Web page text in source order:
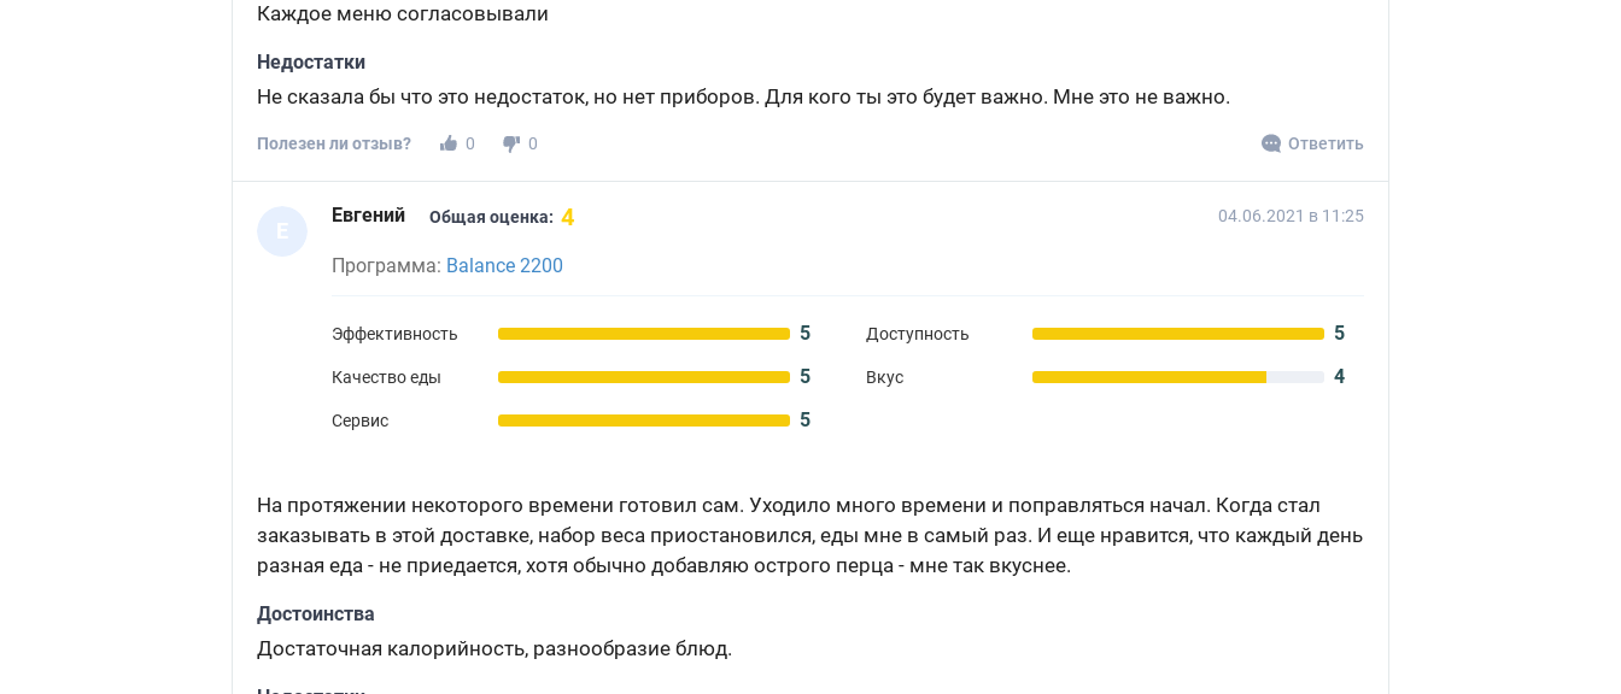
Каждое меню согласовывали
Недостатки
Не сказала бы что это недостаток, но нет приборов. Для кого ты это будет важно. Мне это не важно.
Полезен ли отзыв? 0 0 Ответить
Е
Евгений Общая оценка: 4 04.06.2021 в 11:25
Программа: Balance 2200
Эффективность 5 Доступность 5
Качество еды 5 Вкус 4
Сервис 5
На протяжении некоторого времени готовил сам. Уходило много времени и поправляться начал. Когда стал
заказывать в этой доставке, набор веса приостановился, еды мне в самый раз. И еще нравится, что каждый день
разная еда - не приедается, хотя обычно добавляю острого перца - мне так вкуснее.
Достоинства
Достаточная калорийность, разнообразие блюд.